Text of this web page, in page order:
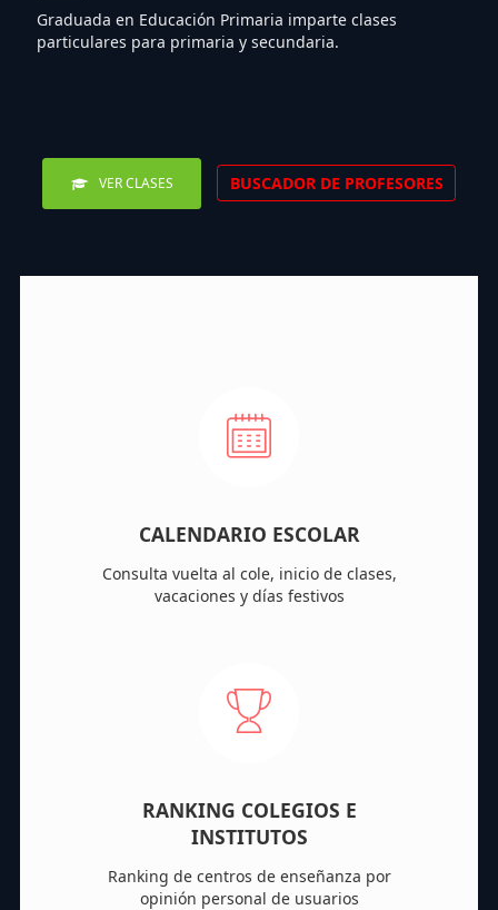
Graduada en Educación Primaria imparte clases
particulares para primaria y secundaria.
VER CLASES BUSCADOR DE PROFESORES
CALENDARIO ESCOLAR
Consulta vuelta al cole, inicio de clases,
vacaciones y días festivos
RANKING COLEGIOS E
INSTITUTOS
Ranking de centros de enseñanza por
opinión personal de usuarios